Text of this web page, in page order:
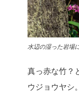
水辺の湿った岩場
真っ赤な竹？
ウジョウヤシ。